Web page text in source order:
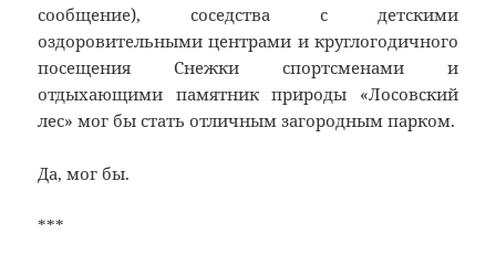
сообщение), соседства с детскими
оздоровительными центрами и круглогодичного
посещения Снежки спортсменами и
отдыхающими памятник природы «Лосовский
лес» мог бы стать отличным загородным парком.
Да, мог бы.
***